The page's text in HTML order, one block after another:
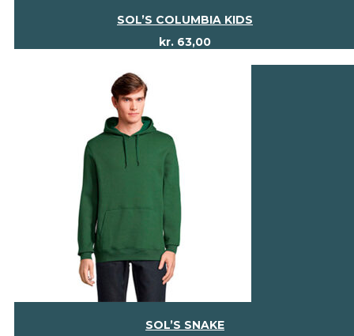
SOL’S COLUMBIA KIDS
kr. 63,00
SOL’S SNAKE